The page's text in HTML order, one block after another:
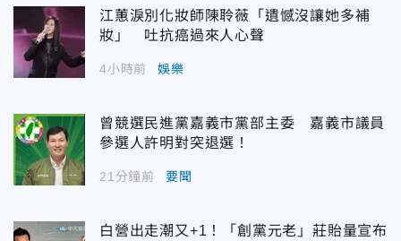
江蕙淚別化妝師陳聆薇「遺憾沒讓她多補
妝」 吐抗癌過來人心聲
4小時前 娛樂
曾競選民進黨嘉義市黨部主委 嘉義市議員
參選人許明對突退選！
21分鐘前 要聞
白營出走潮又+1！「創黨元老」莊貽量宣布